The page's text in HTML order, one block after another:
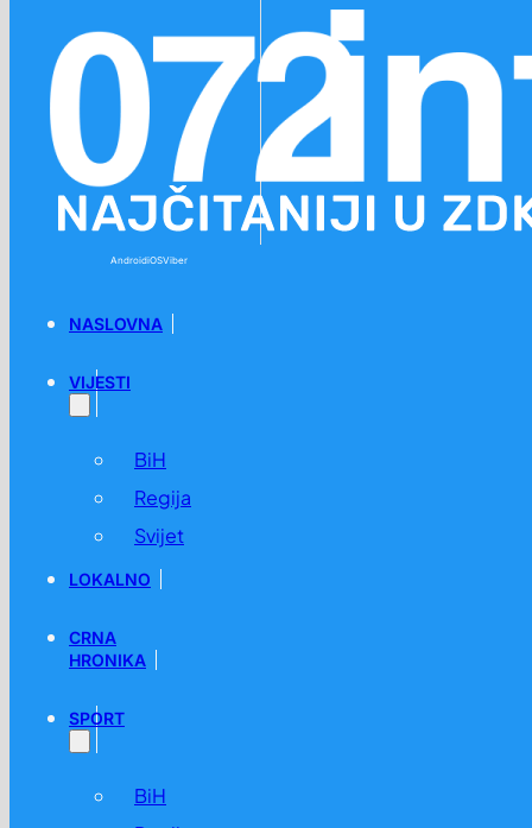
AndroidiOSViber
NASLOVNA
VIJESTI
BiH
Regija
Svijet
LOKALNO
CRNA
HRONIKA
SPORT
BiH